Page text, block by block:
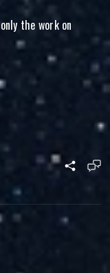
the work on